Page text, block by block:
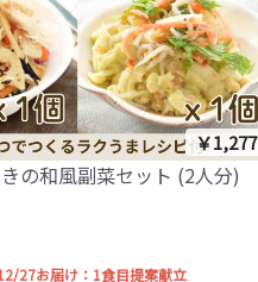
￥1,277
の和風副菜セット (2人分)
27お届け：1食目提案献立